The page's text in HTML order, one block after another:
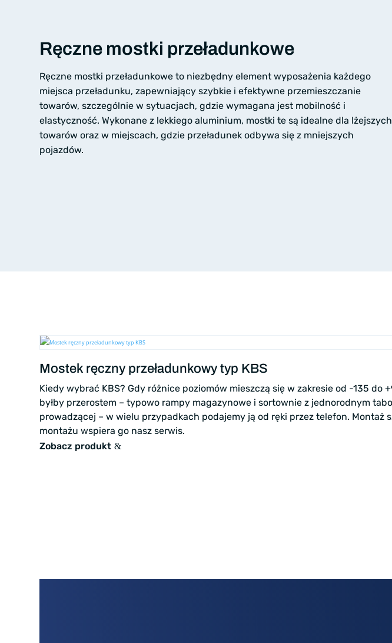
Ręczne mostki przeładunkowe
Ręczne mostki przeładunkowe to niezbędny element wyposażenia każdego
miejsca przeładunku, zapewniający szybkie i efektywne przemieszczanie
towarów, szczególnie w sytuacjach, gdzie wymagana jest mobilność i
elastyczność. Wykonane z lekkiego aluminium, mostki te są idealne dla lżejszych
towarów oraz w miejscach, gdzie przeładunek odbywa się z mniejszych
pojazdów.
Mostek ręczny przeładunkowy typ KBS
Kiedy wybrać KBS? Gdy różnice poziomów mieszczą się w zakresie od -135
byłby przerostem – typowo rampy magazynowe i sortownie z jednorodnym
prowadzącej – w wielu przypadkach podajemy ją od ręki przez telefon.
montażu wspiera go nasz serwis.
Zobacz produkt